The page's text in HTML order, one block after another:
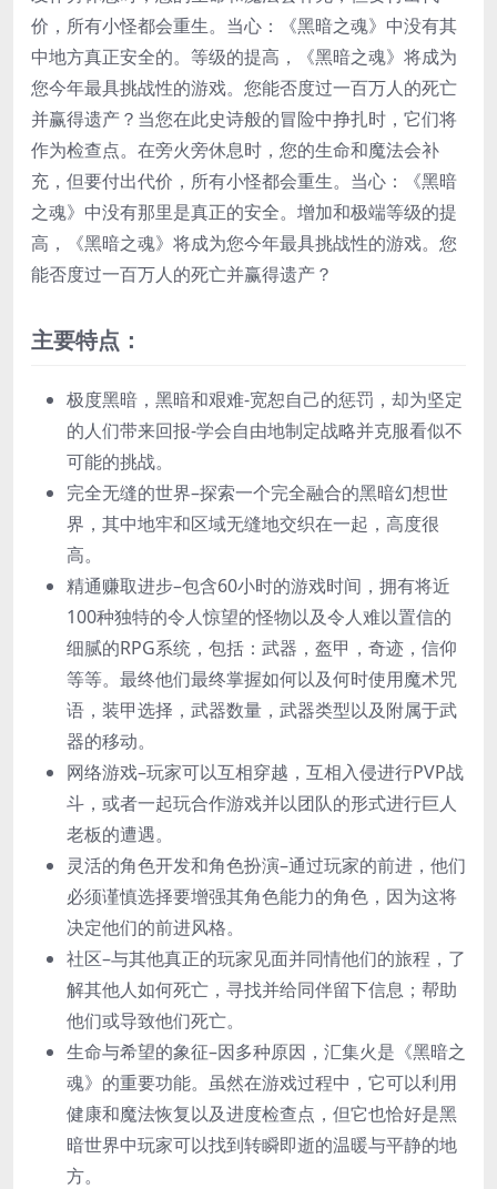
价，所有小怪都会重生。当心：《黑暗之魂》中没有其
中地方真正安全的。等级的提高，《黑暗之魂》将成为
您今年最具挑战性的游戏。您能否度过一百万人的死亡
并赢得遗产？当您在此史诗般的冒险中挣扎时，它们将
作为检查点。在旁火旁休息时，您的生命和魔法会补
充，但要付出代价，所有小怪都会重生。当心：《黑暗
之魂》中没有那里是真正的安全。增加和极端等级的提
高，《黑暗之魂》将成为您今年最具挑战性的游戏。您
能否度过一百万人的死亡并赢得遗产？
主要特点：
极度黑暗，黑暗和艰难-宽恕自己的惩罚，却为坚定
的人们带来回报-学会自由地制定战略并克服看似不
可能的挑战。
完全无缝的世界–探索一个完全融合的黑暗幻想世
界，其中地牢和区域无缝地交织在一起，高度很
高。
精通赚取进步–包含60小时的游戏时间，拥有将近
100种独特的令人惊望的怪物以及令人难以置信的
细腻的RPG系统，包括：武器，盔甲，奇迹，信仰
等等。最终他们最终掌握如何以及何时使用魔术咒
语，装甲选择，武器数量，武器类型以及附属于武
器的移动。
网络游戏–玩家可以互相穿越，互相入侵进行PVP战
斗，或者一起玩合作游戏并以团队的形式进行巨人
老板的遭遇。
灵活的角色开发和角色扮演–通过玩家的前进，他们
必须谨慎选择要增强其角色能力的角色，因为这将
决定他们的前进风格。
社区–与其他真正的玩家见面并同情他们的旅程，了
解其他人如何死亡，寻找并给同伴留下信息；帮助
他们或导致他们死亡。
生命与希望的象征–因多种原因，汇集火是《黑暗之
魂》的重要功能。虽然在游戏过程中，它可以利用
健康和魔法恢复以及进度检查点，但它也恰好是黑
暗世界中玩家可以找到转瞬即逝的温暖与平静的地
方。